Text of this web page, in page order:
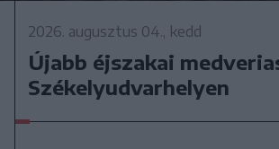
2026. augusztus 04., kedd
Újabb éjszakai
Székelyudvarhelyen